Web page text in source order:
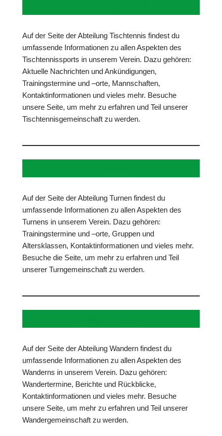
Auf der Seite der Abteilung Tischtennis findest du
umfassende Informationen zu allen Aspekten des
Tischtennissports in unserem Verein. Dazu gehören:
Aktuelle Nachrichten und Ankündigungen,
Trainingstermine und –orte, Mannschaften,
Kontaktinformationen und vieles mehr. Besuche
unsere Seite, um mehr zu erfahren und Teil unserer
Tischtennisgemeinschaft zu werden.
Auf der Seite der Abteilung Turnen findest du
umfassende Informationen zu allen Aspekten des
Turnens in unserem Verein. Dazu gehören:
Trainingstermine und –orte, Gruppen und
Altersklassen, Kontaktinformationen und vieles mehr.
Besuche die Seite, um mehr zu erfahren und Teil
unserer Turngemeinschaft zu werden.
Auf der Seite der Abteilung Wandern findest du
umfassende Informationen zu allen Aspekten des
Wanderns in unserem Verein. Dazu gehören:
Wandertermine, Berichte und Rückblicke,
Kontaktinformationen und vieles mehr. Besuche
unsere Seite, um mehr zu erfahren und Teil unserer
Wandergemeinschaft zu werden.